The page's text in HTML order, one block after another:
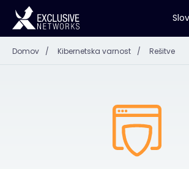
Domov / Kibernetska varnost / Rešitve